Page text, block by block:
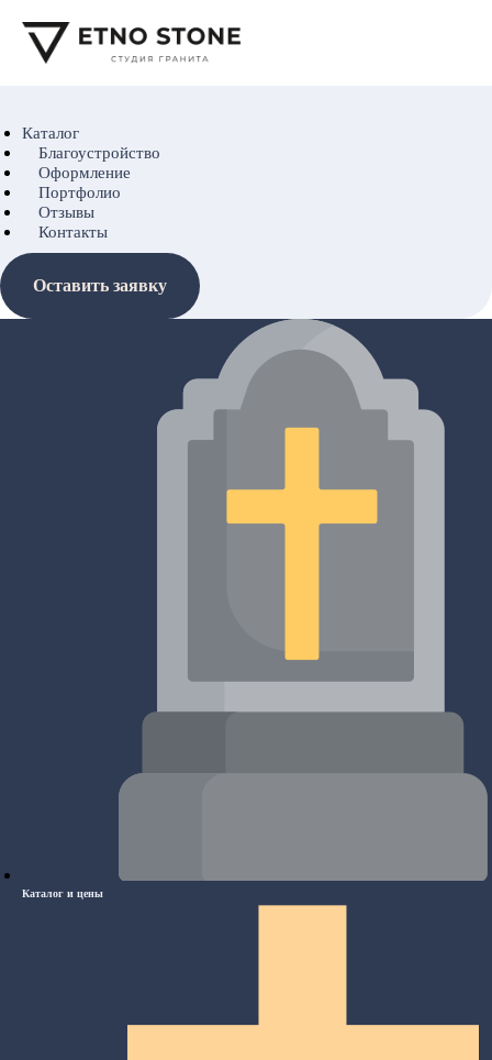
Каталог
Благоустройство
Оформление
Портфолио
Отзывы
Контакты
Оставить заявку
Каталог и цены